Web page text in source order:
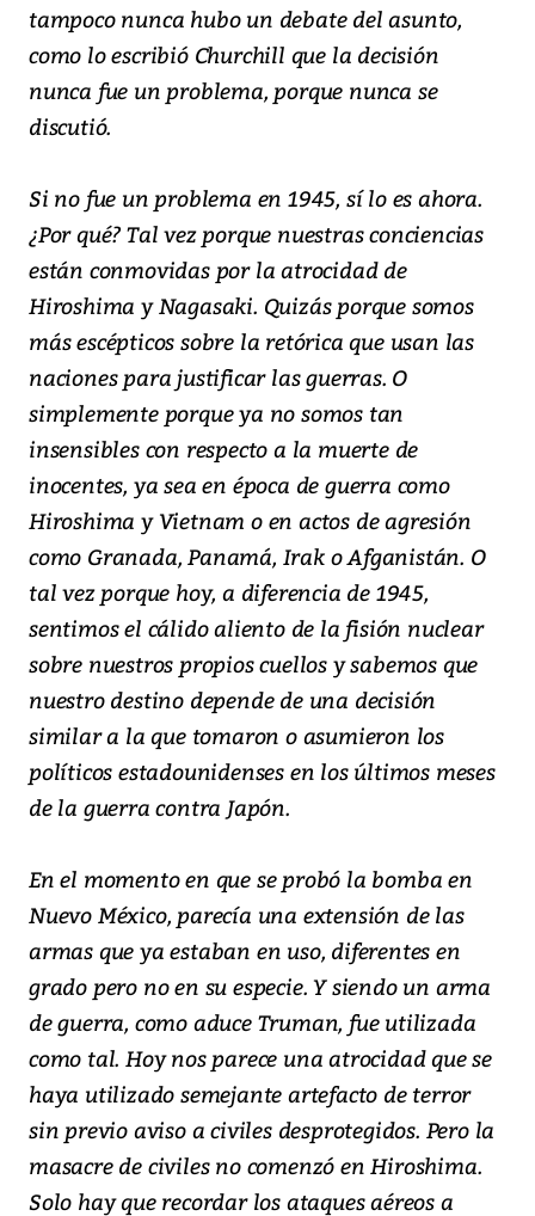
tampoco nunca hubo un debate del asunto,
como lo escribió Churchill que la decisión
nunca fue un problema, porque nunca se
discutió.
Si no fue un problema en 1945, sí lo es ahora.
¿Por qué? Tal vez porque nuestras conciencias
están conmovidas por la atrocidad de
Hiroshima y Nagasaki. Quizás porque somos
más escépticos sobre la retórica que usan las
naciones para justificar las guerras. O
simplemente porque ya no somos tan
insensibles con respecto a la muerte de
inocentes, ya sea en época de guerra como
Hiroshima y Vietnam o en actos de agresión
como Granada, Panamá, Irak o Afganistán. O
tal vez porque hoy, a diferencia de 1945,
sentimos el cálido aliento de la fisión nuclear
sobre nuestros propios cuellos y sabemos que
nuestro destino depende de una decisión
similar a la que tomaron o asumieron los
políticos estadounidenses en los últimos meses
de la guerra contra Japón.
En el momento en que se probó la bomba en
Nuevo México, parecía una extensión de las
armas que ya estaban en uso, diferentes en
grado pero no en su especie. Y siendo un arma
de guerra, como aduce Truman, fue utilizada
como tal. Hoy nos parece una atrocidad que se
haya utilizado semejante artefacto de terror
sin previo aviso a civiles desprotegidos. Pero la
masacre de civiles no comenzó en Hiroshima.
Solo hay que recordar los ataques aéreos a